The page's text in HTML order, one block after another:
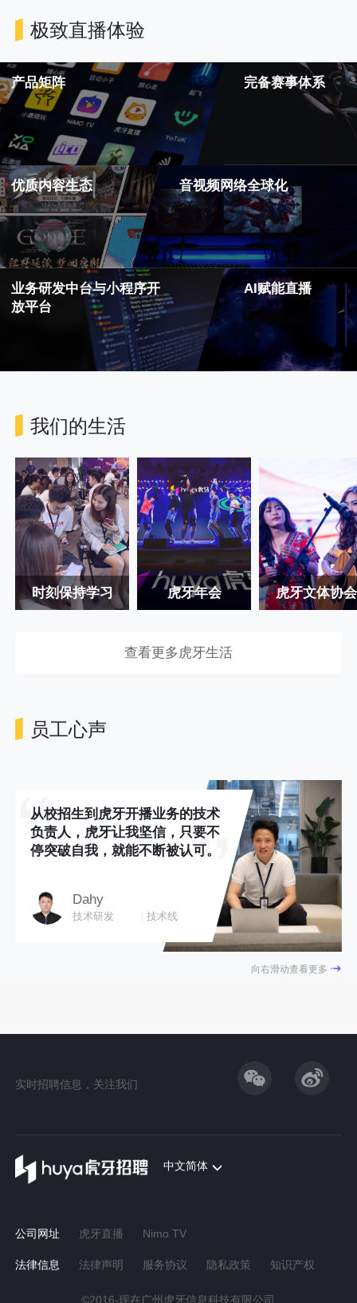
极致直播体验
产品矩阵 完备赛事体系
优质内容生态 音视频网络全球化
业务研发中台与小程序开
放平台
AI赋能直播
我们的生活
时刻保持学习 虎牙年会 虎牙文体协会
查看更多虎牙生活
员工心声
从校招生到虎牙开播业务的技术
负责人，虎牙让我坚信，只要不
停突破自我，就能不断被认可。
Dahy
技术研发 技术线
向右滑动查看更多
实时招聘信息，关注我们
中文简体
公司网址 虎牙直播 Nimo TV
法律信息 法律声明 服务协议 隐私政策 知识产权
©2016-现在广州虎牙信息科技有限公司